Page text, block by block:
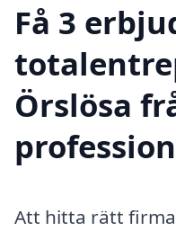
Få 3
Örslösa
Att hitta rätt